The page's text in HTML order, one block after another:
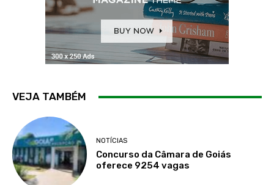
VEJA TAMBÉM
NOTÍCIAS
Concurso da Câmara de Goiás
oferece 9254 vagas